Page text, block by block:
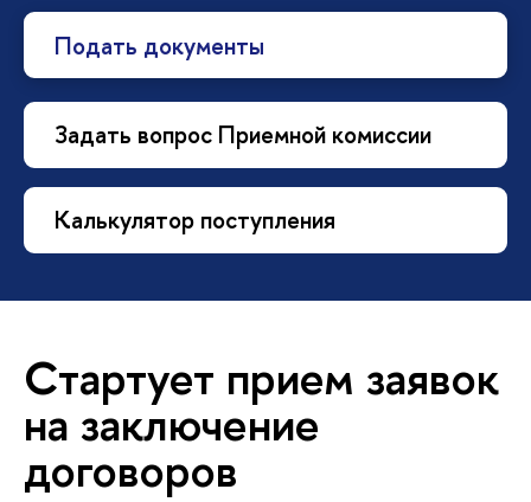
Подать документы
Задать вопрос Приемной комиссии
Калькулятор поступления
Стартует прием заявок
на заключение
договоров